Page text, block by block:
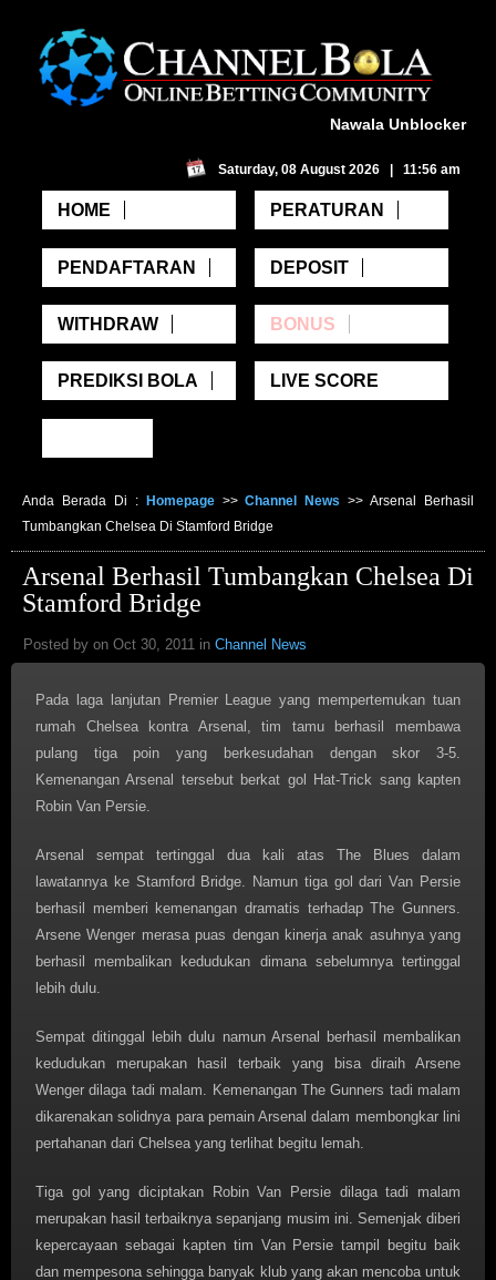
Nawala Unblocker
Saturday, 08 August 2026 | 11:56 am
HOME PERATURAN
PENDAFTARAN DEPOSIT
WITHDRAW BONUS
PREDIKSI BOLA LIVE SCORE
Anda Berada Di : Homepage>>Channel News >>Arsenal Berhasil
Tumbangkan Chelsea Di Stamford Bridge
Arsenal Berhasil Tumbangkan Chelsea Di
Stamford Bridge
Posted by on Oct 30, 2011 in Channel News
Pada laga lanjutan Premier League yang mempertemukan tuan
rumah Chelsea kontra Arsenal, tim tamu berhasil membawa
pulang tiga poin yang berkesudahan dengan skor 3-5.
Kemenangan Arsenal tersebut berkat gol Hat-Trick sang kapten
Robin Van Persie.
Arsenal sempat tertinggal dua kali atas The Blues dalam
lawatannya ke Stamford Bridge. Namun tiga gol dari Van Persie
berhasil memberi kemenangan dramatis terhadap The Gunners.
Arsene Wenger merasa puas dengan kinerja anak asuhnya yang
berhasil membalikan kedudukan dimana sebelumnya tertinggal
lebih dulu.
Sempat ditinggal lebih dulu namun Arsenal berhasil membalikan
kedudukan merupakan hasil terbaik yang bisa diraih Arsene
Wenger dilaga tadi malam. Kemenangan The Gunners tadi malam
dikarenakan solidnya para pemain Arsenal dalam membongkar lini
pertahanan dari Chelsea yang terlihat begitu lemah.
Tiga gol yang diciptakan Robin Van Persie dilaga tadi malam
merupakan hasil terbaiknya sepanjang musim ini. Semenjak diberi
kepercayaan sebagai kapten tim Van Persie tampil begitu baik
dan mempesona sehingga banyak klub yang akan mencoba untuk